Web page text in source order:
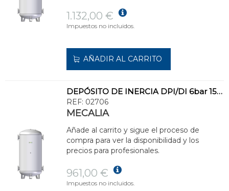
1.132,00 €
Impuestos no incluidos.
AÑADIR AL CARRITO
DEPÓSITO DE INERCIA DPI/DI 6bar 150l ACERO INOXIDABLE
REF: 02706
MECALIA
Añade al carrito y sigue el proceso de
compra para ver la disponibilidad y los
precios para profesionales.
961,00 €
Impuestos no incluidos.